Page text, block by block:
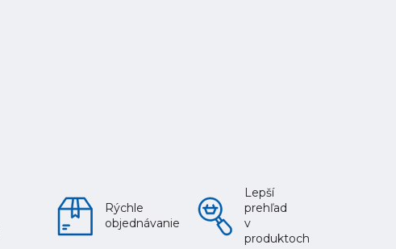
Rýchle
objednávanie
Lepší
prehľad
v
produktoch